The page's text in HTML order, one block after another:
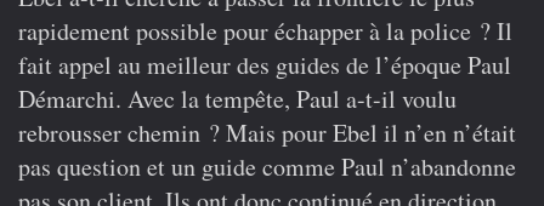
rapidement possible pour échapper à la police ? Il
fait appel au meilleur des guides de l’époque Paul
Démarchi. Avec la tempête, Paul a-t-il voulu
rebrousser chemin ? Mais pour Ebel il n’en n’était
pas question et un guide comme Paul n’abandonne